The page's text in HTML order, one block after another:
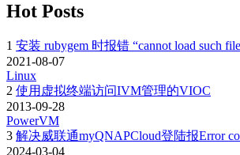
Hot Posts
1 安装 rubygem 时报错 “cannot load such
2021-08-07
Linux
2 使用虚拟终端访问IVM管理的VIOC
2013-09-28
PowerVM
3 解决威联通myQNAPCloud登陆报Error
2024-03-04